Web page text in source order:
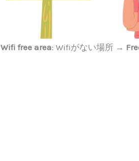
Wifi free area: Wifiがない場所 →